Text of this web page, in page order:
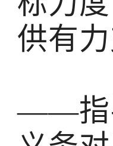
供有力
——指